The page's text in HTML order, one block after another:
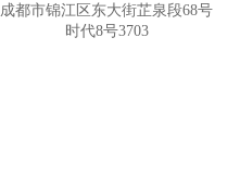
成都市锦江区东大街芷泉段68号
时代8号3703